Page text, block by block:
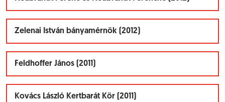
Zelenai István bányamérnök (2012)
Feldhoffer János (2011)
Kovács László Kertbarát Kör (2011)